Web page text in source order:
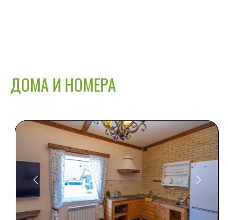
ДОМА И НОМЕРА
от 11 500
2+1 места
43 м2
ЗАБРОНИРОВАТЬ
ПОДРОБНЕЕ
АПАРТАМЕНТЫ